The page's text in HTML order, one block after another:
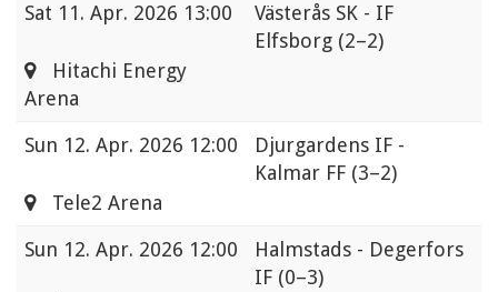
Sat 11. Apr. 2026 13:00
Västerås SK - IF
Elfsborg (2–2)
Hitachi Energy
Arena
Sun 12. Apr. 2026 12:00
Djurgardens IF -
Kalmar FF (3–2)
Tele2 Arena
Sun 12. Apr. 2026 12:00
Halmstads - Degerfors
IF (0–3)